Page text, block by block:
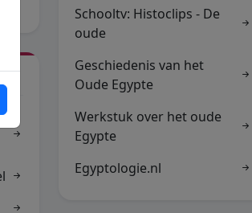
Schooltv: Histoclips - De
oude
Geschiedenis van het
Oude Egypte
Werkstuk over het oude
Egypte
Egyptologie.nl